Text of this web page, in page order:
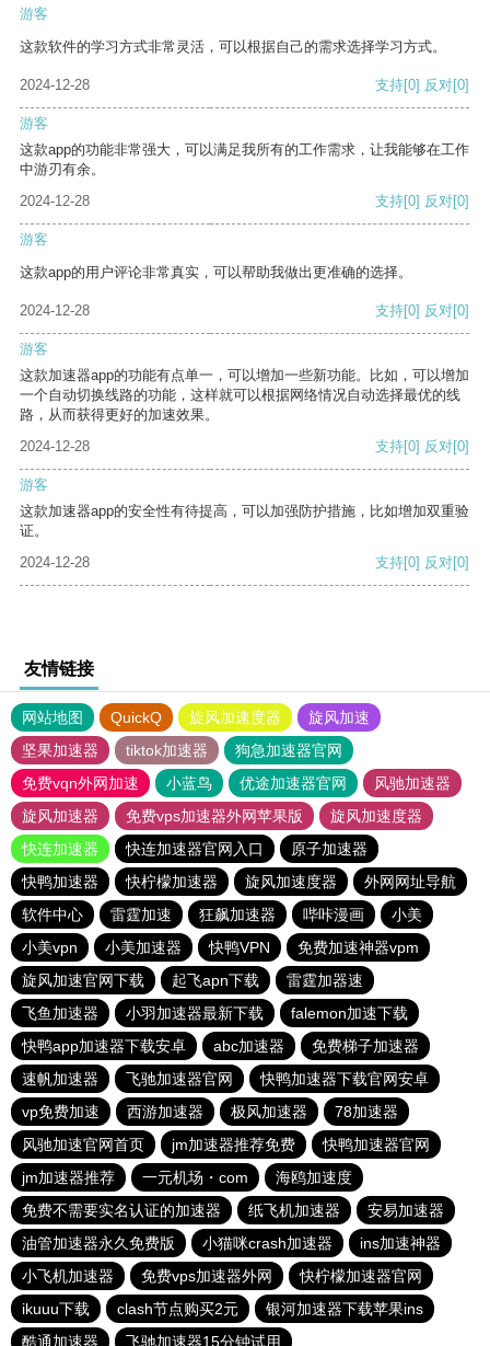
游客
这款软件的学习方式非常灵活，可以根据自己的需求选择学习方式。
2024-12-28 支持[0] 反对[0]
游客
这款app的功能非常强大，可以满足我所有的工作需求，让我能够在工作
中游刃有余。
2024-12-28
支持[0] 反对[0]
游客
这款app的用户评论非常真实，可以帮助我做出更准确的选择。
2024-12-28 支持[0] 反对[0]
游客
这款加速器app的功能有点单一，可以增加一些新功能。比如，可以增加
一个自动切换线路的功能，这样就可以根据网络情况自动选择最优的线
路，从而获得更好的加速效果。
2024-12-28
支持[0] 反对[0]
游客
这款加速器app的安全性有待提高，可以加强防护措施，比如增加双重验
证。
2024-12-28
支持[0] 反对[0]
友情链接
网站地图 QuickQ 旋风加速度器
旋风加速
坚果加速器
tiktok加速器
狗急加速器官网
免费vqn外网加速
小蓝鸟 优途加速器官网
风驰加速器
旋风加速器
免费vps加速器外网苹果版
旋风加速度器
快连加速器
快连加速器官网入口
原子加速器
快鸭加速器
快柠檬加速器 旋风加速度器
外网网址导航
软件中心
雷霆加速 狂飙加速器 哔咔漫画
小美
小美vpn
小美加速器 快鸭VPN
免费加速神器vpm
旋风加速官网下载
起飞apn下载
雷霆加器速
飞鱼加速器
小羽加速器最新下载
falemon加速下载
快鸭app加速器下载安卓
abc加速器
免费梯子加速器
速帆加速器
飞驰加速器官网
快鸭加速器下载官网安卓
vp免费加速
西游加速器 极风加速器
78加速器
风驰加速官网首页
jm加速器推荐免费
快鸭加速器官网
jm加速器推荐
一元机场・com
海鸥加速度
免费不需要实名认证的加速器
纸飞机加速器
安易加速器
油管加速器永久免费版
小猫咪crash加速器
ins加速神器
小飞机加速器
免费vps加速器外网
快柠檬加速器官网
ikuuu下载
clash节点购买2元
银河加速器下载苹果ins
酷通加速器
飞驰加速器15分钟试用